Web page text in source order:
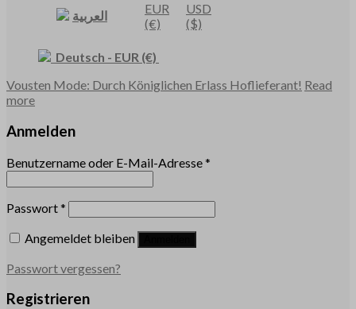
العربية
EUR
(€)
USD
($)
Deutsch - EUR (€)
Vousten Mode: Durch Königlichen Erlass Hoflieferant! Read
more
Anmelden
Benutzername oder E-Mail-Adresse*
Passwort*
Angemeldet bleiben
Passwort vergessen?
Registrieren